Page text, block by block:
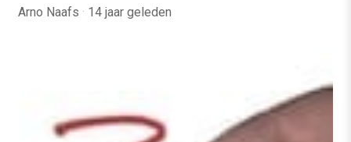
Arno Naafs · 14 jaar geleden